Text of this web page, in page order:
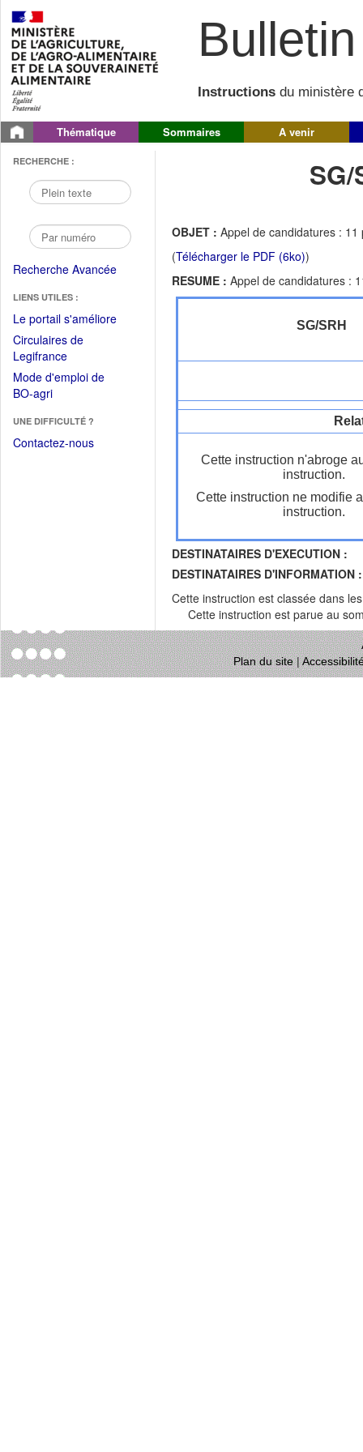
Instructions du ministère
Thématique Sommaires A venir
RECHERCHE :
Recherche Avancée
LIENS UTILES :
Le portail s'améliore(Fichier
Circulaires de
Legifrance(Ouvrir
dans
une
fenêtre)
Mode d'emploi de
BO-agri(Ouvrir
une
nouvelle
UNE DIFFICULTÉ ?
Contactez-nous
SG/
OBJET : Appel de candidatures :
(Télécharger le PDF (6ko))
RESUME : Appel de candidatures :
SG/SRH
Cette instruction n'abroge
instruction.
Cette instruction ne modifie
instruction.
DESTINATAIRES D'EXECUTION :
DESTINATAIRES D'INFORMATION :
Cette instruction est classée dans
Cette instruction est parue au
Plan du site|